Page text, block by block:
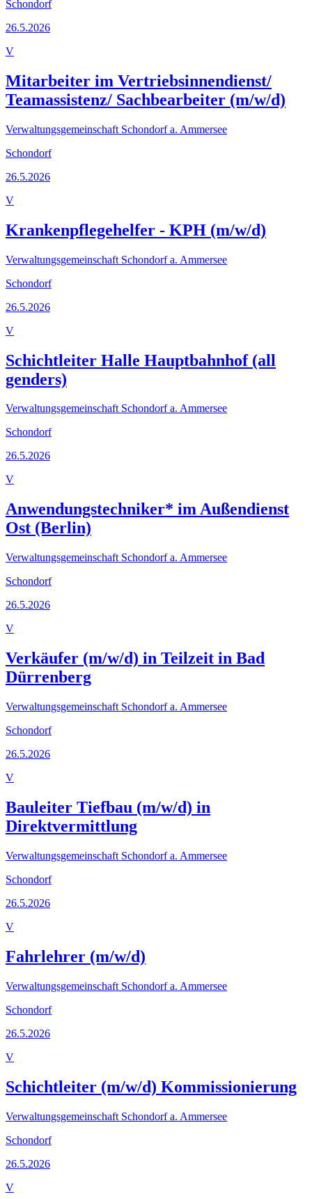
Schondorf
26.5.2026
V
Mitarbeiter im Vertriebsinnendienst/
Teamassistenz/ Sachbearbeiter (m/w/d)
Verwaltungsgemeinschaft Schondorf a. Ammersee
Schondorf
26.5.2026
V
Krankenpflegehelfer - KPH (m/w/d)
Verwaltungsgemeinschaft Schondorf a. Ammersee
Schondorf
26.5.2026
V
Schichtleiter Halle Hauptbahnhof (all
genders)
Verwaltungsgemeinschaft Schondorf a. Ammersee
Schondorf
26.5.2026
V
Anwendungstechniker* im Außendienst
Ost (Berlin)
Verwaltungsgemeinschaft Schondorf a. Ammersee
Schondorf
26.5.2026
V
Verkäufer (m/w/d) in Teilzeit in Bad
Dürrenberg
Verwaltungsgemeinschaft Schondorf a. Ammersee
Schondorf
26.5.2026
V
Bauleiter Tiefbau (m/w/d) in
Direktvermittlung
Verwaltungsgemeinschaft Schondorf a. Ammersee
Schondorf
26.5.2026
V
Fahrlehrer (m/w/d)
Verwaltungsgemeinschaft Schondorf a. Ammersee
Schondorf
26.5.2026
V
Schichtleiter (m/w/d) Kommissionierung
Verwaltungsgemeinschaft Schondorf a. Ammersee
Schondorf
26.5.2026
V